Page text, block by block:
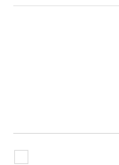
Brands